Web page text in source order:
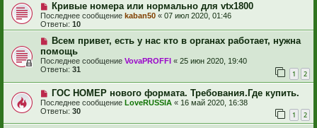
Кривые номера или нормально для vtx1800
Последнее сообщение kaban50 « 07 июл 2020, 01:46
Ответы: 10
Всем привет, есть у нас кто в органах работает, нужна
помощь
Последнее сообщение VovaPROFFI « 25 июн 2020, 19:40
Ответы: 31 1 2
ГОС НОМЕР нового формата. Требования.Где купить.
Последнее сообщение LoveRUSSIA « 16 май 2020, 16:38
Ответы: 30 1 2